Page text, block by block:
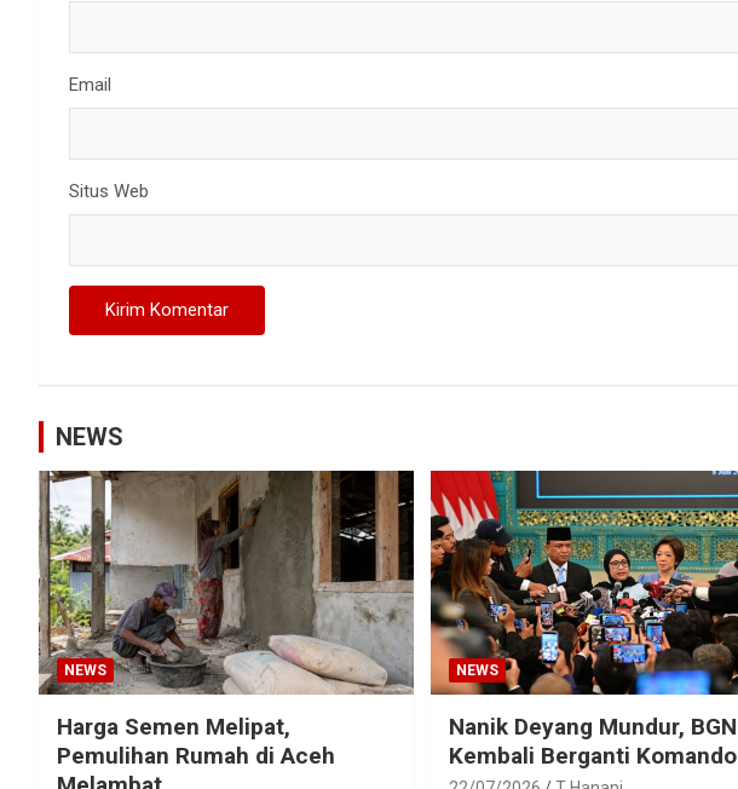
Email
Situs Web
NEWS
NEWS
Harga Semen Melipat,
Pemulihan Rumah di Aceh
NEWS
Nanik Deyang Mundur, BGN
Kembali Berganti Komando